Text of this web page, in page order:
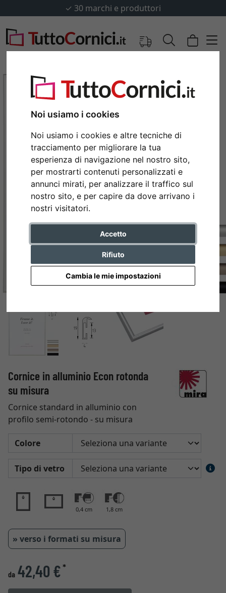
Noi usiamo i cookies
Noi usiamo i cookies e altre tecniche di
tracciamento per migliorare la tua
esperienza di navigazione nel nostro sito,
per mostrarti contenuti personalizzati e
annunci mirati, per analizzare il traffico sul
nostro sito, e per capire da dove arrivano i
nostri visitatori.
Accetto
Rifiuto
Cambia le mie impostazioni
✓ 30 marchi e produttori
Indietro
Cornice in alluminio Econ rotonda
su misura
Cornice standard in alluminio con
profilo semi-rotondo - su misura
Colore
Tipo di vetro
0,4 cm 1,8 cm
» verso i formati su misura
da 42,40 €*